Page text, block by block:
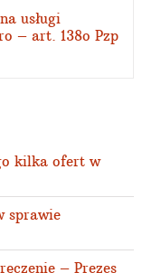
usługi
– art. 138o Pzp
kilka ofert w
sprawie
– Prezes